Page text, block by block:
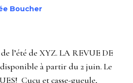
Boucher
l’été de XYZ. LA REVUE DE
à partir du 2 juin. Le
Cucu et casse-gueule,